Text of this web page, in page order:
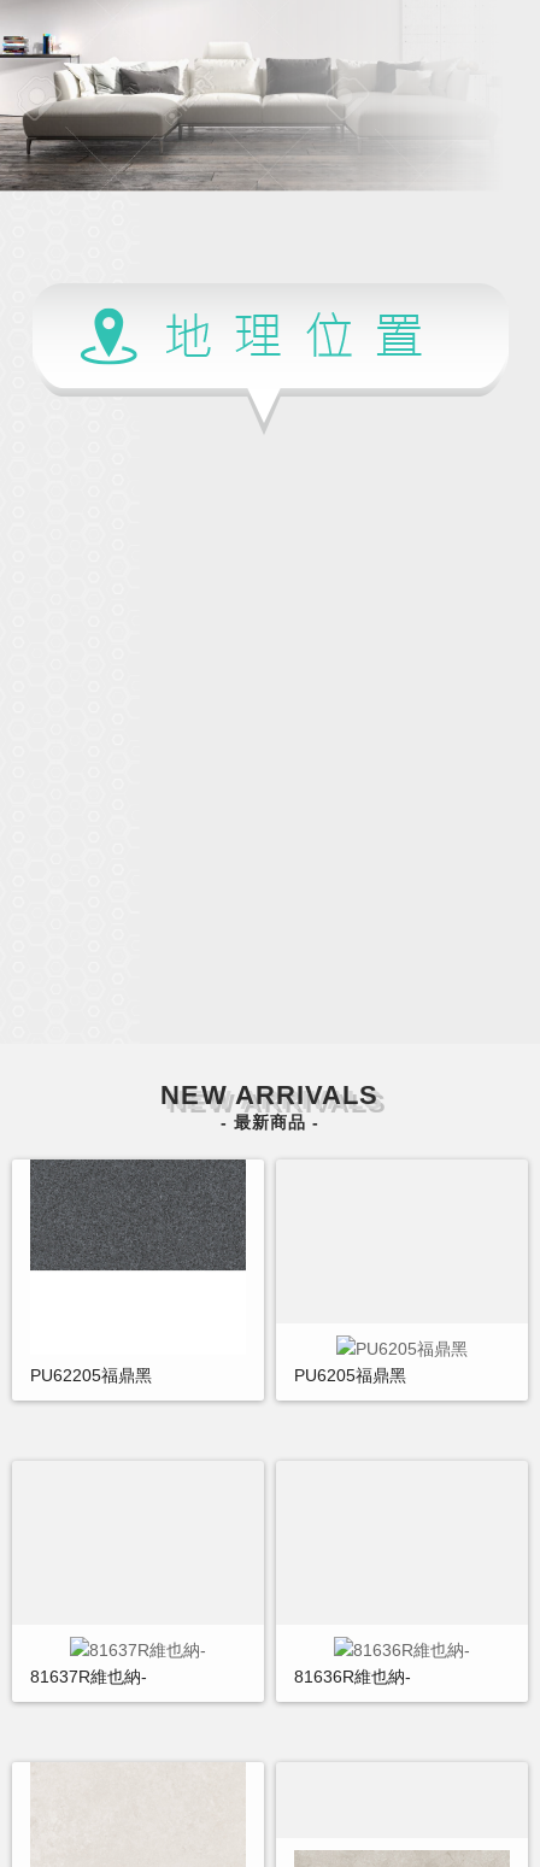
NEW ARRIVALS
- 最新商品 -
PU62205福鼎黑 PU6205福鼎黑
81637R維也納- 81636R維也納-